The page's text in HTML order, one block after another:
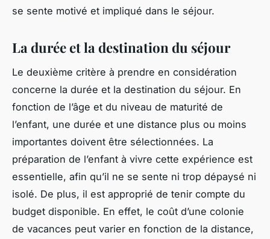
se sente motivé et impliqué dans le séjour.
La durée et la destination du séjour
Le deuxième critère à prendre en considération
concerne la durée et la destination du séjour. En
fonction de l’âge et du niveau de maturité de
l’enfant, une durée et une distance plus ou moins
importantes doivent être sélectionnées. La
préparation de l’enfant à vivre cette expérience est
essentielle, afin qu’il ne se sente ni trop dépaysé ni
isolé. De plus, il est approprié de tenir compte du
budget disponible. En effet, le coût d’une colonie
de vacances peut varier en fonction de la distance,